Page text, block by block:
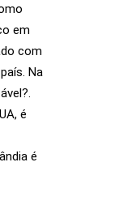
em
com
Na
é
é